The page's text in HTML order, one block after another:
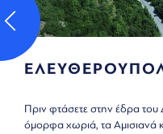
Πριν φτάσετε στην έδρα
όμορφα χωριά, τα Αμισιανά